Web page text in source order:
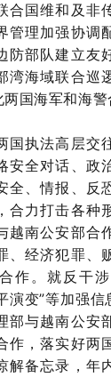
合国维和及非
管理加强协调
防部队建立友
湾海域联合巡
国海军和海警
国执法高层交
安全对话、政
全、情报、反
合力打击各种
越南公安部合
、经济犯罪、
作。就反干
演变”等加强信
部与越南公安
作，落实好两
解备忘录，年